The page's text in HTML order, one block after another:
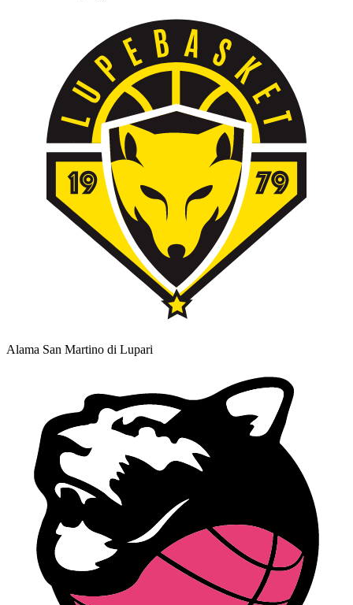
Alama San Martino di Lupari